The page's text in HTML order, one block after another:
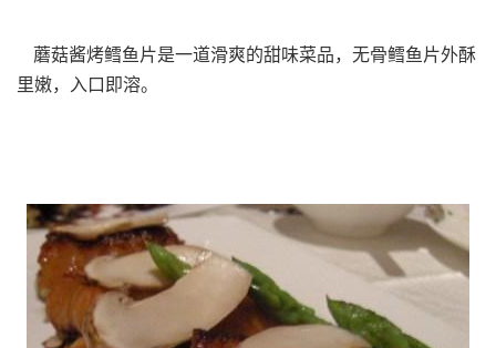
蘑菇酱烤鳕鱼片是一道滑爽的甜味菜品，无骨鳕鱼片外酥
里嫩，入口即溶。